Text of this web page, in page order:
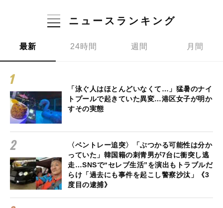
ニュースランキング
最新 24時間 週間 月間
「泳ぐ人はほとんどいなくて…」猛暑のナイ
トプールで起きていた異変…港区女子が明か
すその実態
〈ベントレー追突〉「ぶつかる可能性は分か
っていた」韓国籍の刺青男が7台に衝突し逃
走…SNSで“セレブ生活”を演出もトラブルだ
らけ「過去にも事件を起こし警察沙汰」《3
度目の逮捕》